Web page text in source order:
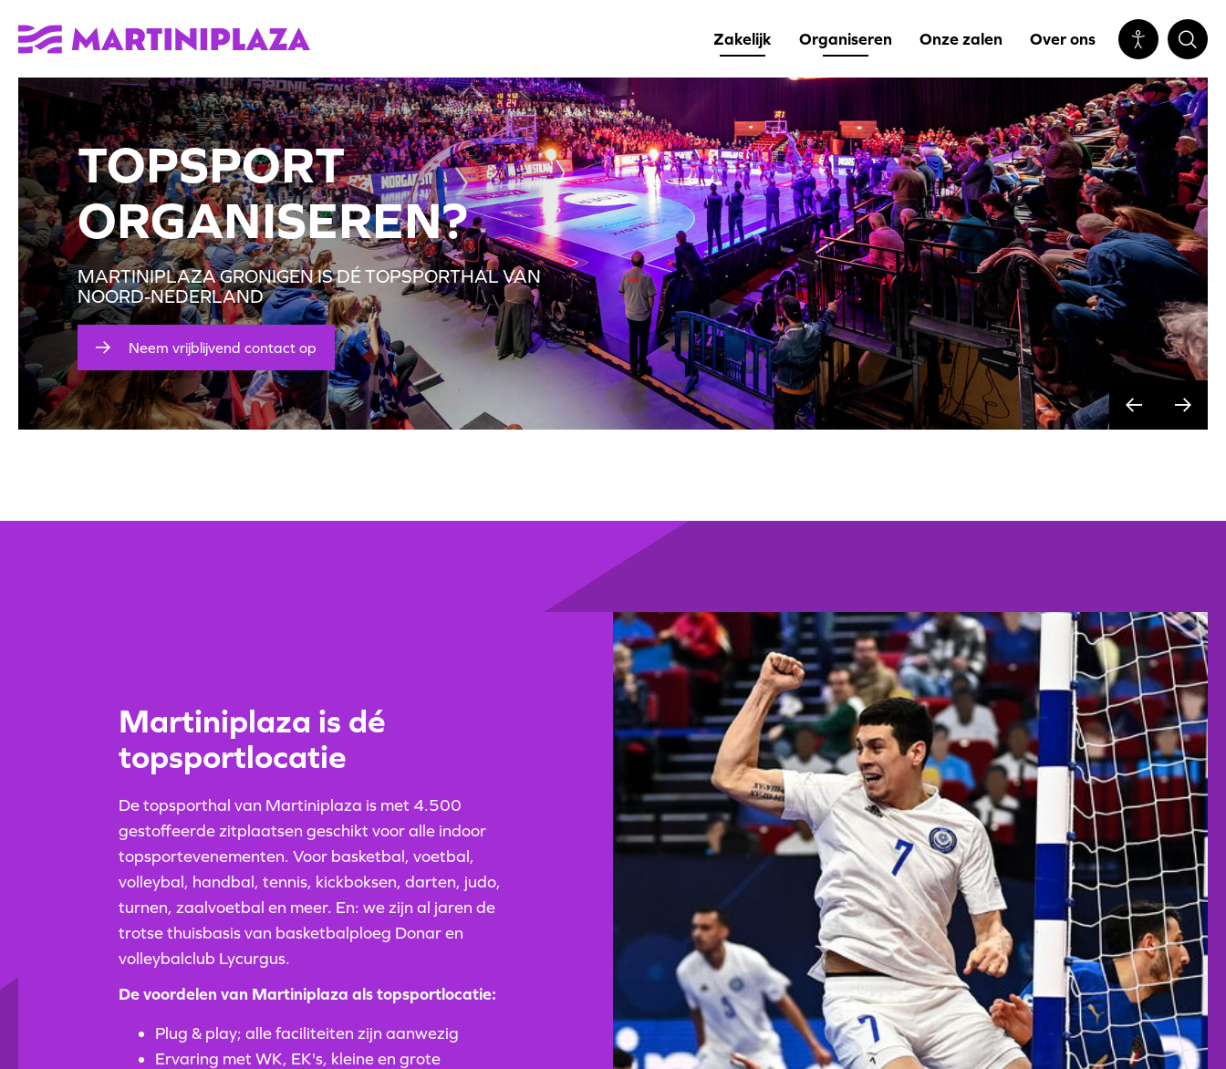
Zakelijk Organiseren Onze zalen Over ons
TOPSPORT
ORGANISEREN?
MARTINIPLAZA GRONIGEN IS DÉ TOPSPORTHAL VAN
NOORD-NEDERLAND
Neem vrijblijvend contact op
Martiniplaza is dé
topsportlocatie
De topsporthal van Martiniplaza is met 4.500
gestoffeerde zitplaatsen geschikt voor alle indoor
topsportevenementen. Voor basketbal, voetbal,
volleybal, handbal, tennis, kickboksen, darten, judo,
turnen, zaalvoetbal en meer. En: we zijn al jaren de
trotse thuisbasis van basketbalploeg Donar en
volleybalclub Lycurgus.
De voordelen van Martiniplaza als topsportlocatie:
Plug & play; alle faciliteiten zijn aanwezig
Ervaring met WK, EK's, kleine en grote